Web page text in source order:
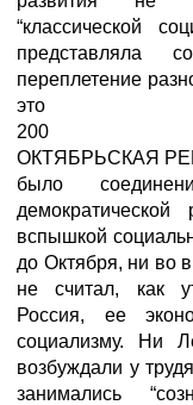
“классической
представляла
переплетение
это
200
ОКТЯБРЬСКАЯ
было
вспышкой
до Октября, ни во
не считал, как
Россия, ее
социализму. Ни
возбуждали у
занимались